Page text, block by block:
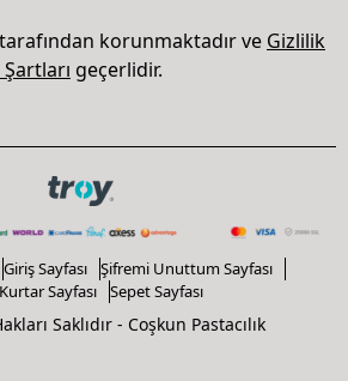
korunmaktadır ve Gizlilik
geçerlidir.
Giriş Sayfası
Şifremi Unuttum Sayfası
Sayfası
Sepet Sayfası
Saklıdır - Coşkun Pastacılık